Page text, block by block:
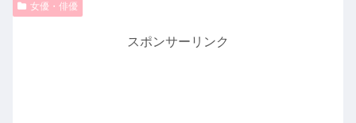
女優・俳優
スポンサーリンク